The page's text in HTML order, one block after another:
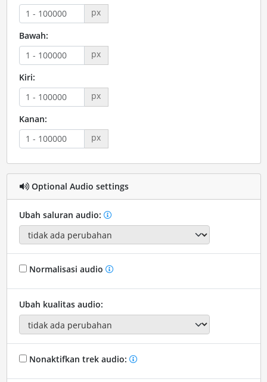
px
Bawah:
px
Kiri:
px
Kanan:
px
Optional Audio settings
Ubah saluran audio:
Normalisasi audio
Ubah kualitas audio:
Nonaktifkan trek audio: